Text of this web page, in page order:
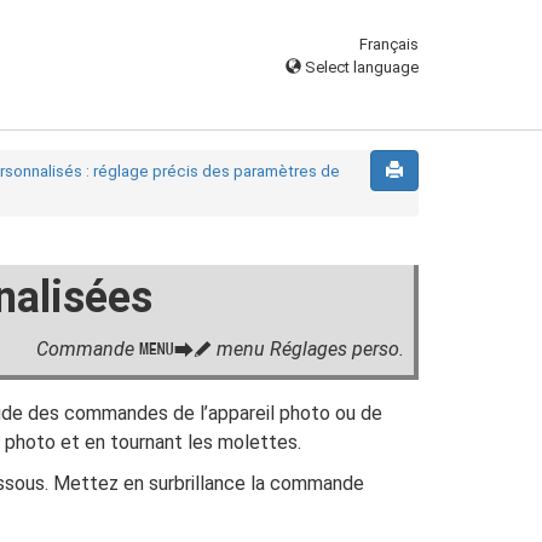
Français
Select language
: réglage précis des paramètres de
Commande GUA menu Réglages perso.
des commandes de l’appareil photo ou de
photo et en tournant les molettes.
Mettez en surbrillance la commande